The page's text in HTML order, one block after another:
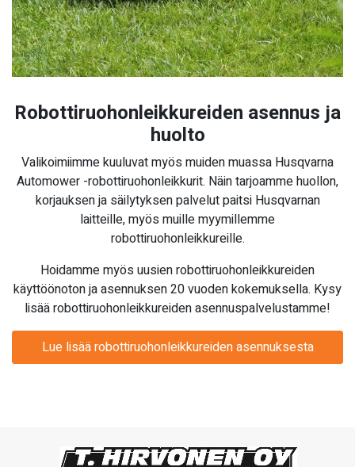
Robottiruohonleikkureiden asennus ja
huolto
Valikoimiimme kuuluvat myös muiden muassa Husqvarna
Automower -robottiruohonleikkurit. Näin tarjoamme huollon,
korjauksen ja säilytyksen palvelut paitsi Husqvarnan
laitteille, myös muille myymillemme
robottiruohonleikkureille.
Hoidamme myös uusien robottiruohonleikkureiden
käyttöönoton ja asennuksen 20 vuoden kokemuksella. Kysy
lisää robottiruohonleikkureiden asennuspalvelustamme!
Lue lisää robottiruohonleikkureiden asennuksesta